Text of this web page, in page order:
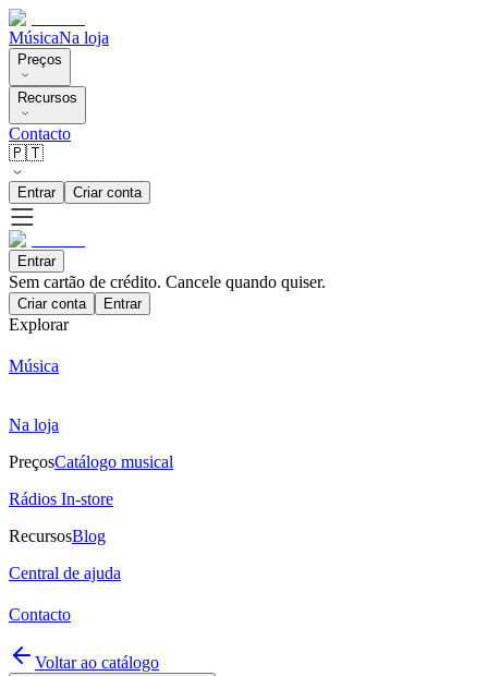
MúsicaNa loja
Preços
Recursos
Contacto
🇵🇹
Entrar Criar conta
Entrar
Sem cartão de crédito. Cancele quando quiser.
Criar conta Entrar
Explorar
Música
Na loja
PreçosCatálogo musical
Rádios In-store
RecursosBlog
Central de ajuda
Contacto
Voltar ao catálogo